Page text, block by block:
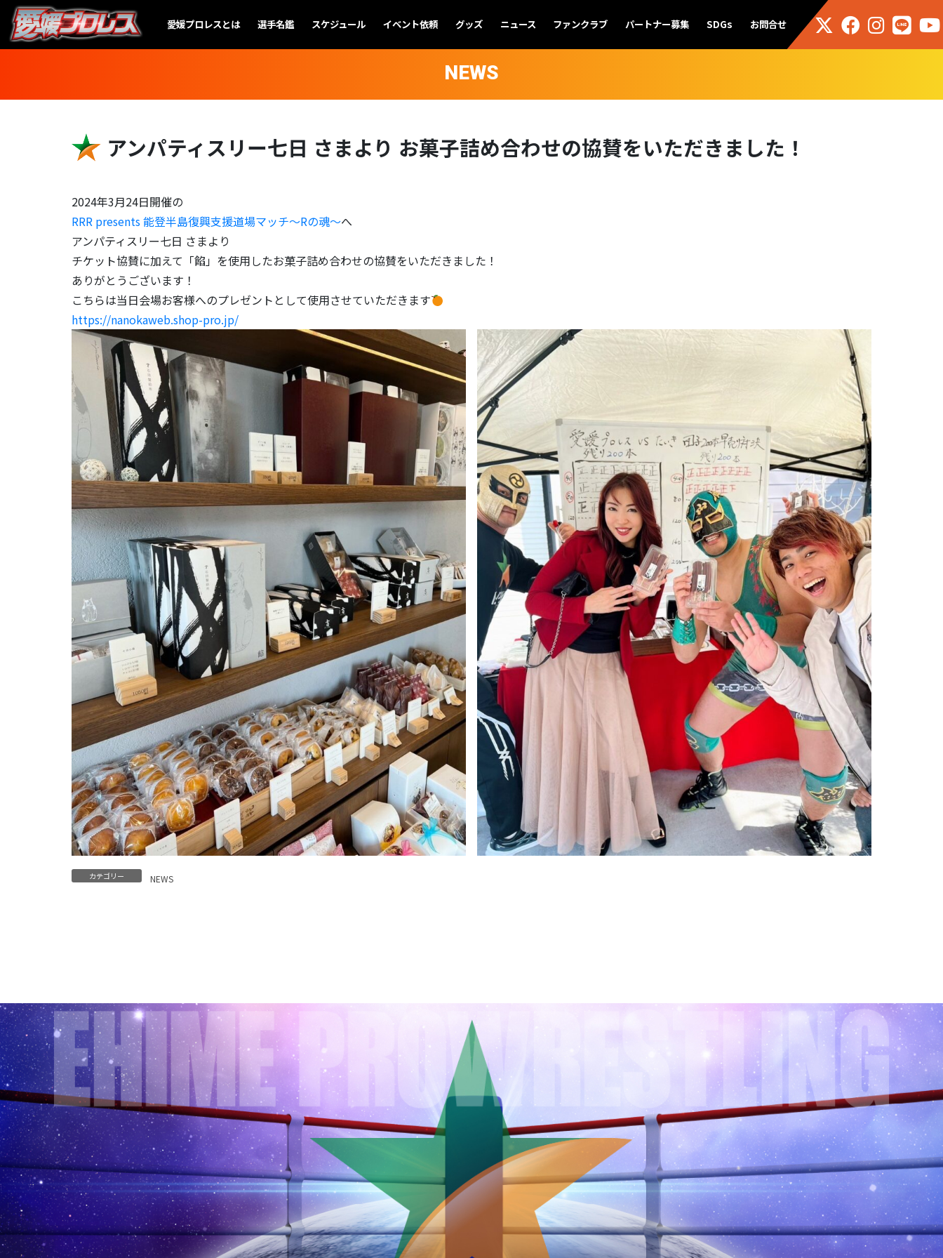
愛媛プロレスとは 選手名鑑 スケジュール イベント依頼 グッズ ニュース ファンクラブ パートナー募集 SDGs お問合せ
NEWS
アンパティスリー七日 さまより お菓子詰め合わせの協賛をいただきました！
2024年3月24日開催の
RRR presents 能登半島復興支援道場マッチ〜Rの魂〜へ
アンパティスリー七日 さまより
チケット協賛に加えて「餡」を使用したお菓子詰め合わせの協賛をいただきました！
ありがとうございます！
こちらは当日会場お客様へのプレゼントとして使用させていただきます
https://nanokaweb.shop-pro.jp/
カテゴリー NEWS